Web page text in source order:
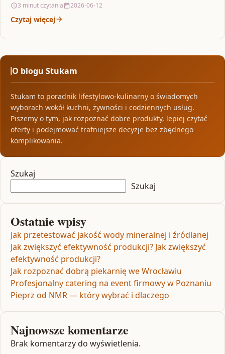
3 minut czytania 2026-06-12
Czytaj więcej
O blogu Stukam
Stukam to poradnik lifestylowo-kulinarny o świadomych
wyborach wokół kuchni, żywności i codziennych usług.
Piszemy o tym, jak rozpoznać dobre produkty, lepiej czytać
oferty i podejmować trafniejsze decyzje bez zbędnego
komplikowania.
Szukaj
Szukaj
Ostatnie wpisy
Jak przetestować jakość wody mineralnej i źródlanej
Jak zwiększyć efektywność produkcji? Jak zwiększyć
efektywność produkcji?
Jak rozpoznać dobrą piekarnię we Wrocławiu
Profesjonalny catering na event firmowy w Poznaniu
Pieprz od NMR — który wybrać i dlaczego
Najnowsze komentarze
Brak komentarzy do wyświetlenia.